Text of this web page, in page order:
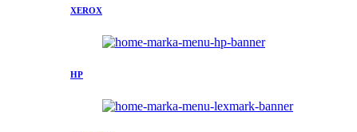
XEROX
HP